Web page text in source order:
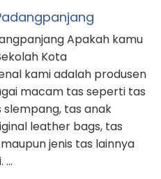
Apakah kamu
Kota
kami adalah produsen
macam tas seperti tas
tas anak
leather bags, tas
jenis tas lainnya
…